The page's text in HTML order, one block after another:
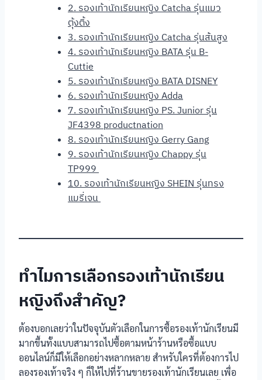
2. รองเท้านักเรียนหญิง Catcha รุ่นแมว
ตุ้งติ้ง
3. รองเท้านักเรียนหญิง Catcha รุ่นส้นสูง
4. รองเท้านักเรียนหญิง BATA รุ่น B-
Cuttie
5. รองเท้านักเรียนหญิง BATA DISNEY
6. รองเท้านักเรียนหญิง Adda
7. รองเท้านักเรียนหญิง PS. Junior รุ่น
JF4398 productnation
8. รองเท้านักเรียนหญิง Gerry Gang
9. รองเท้านักเรียนหญิง Chappy รุ่น
TP999
10. รองเท้านักเรียนหญิง SHEIN รุ่นทรง
แมรี่เจน
ทำไมการเลือกรองเท้านักเรียน
หญิงถึงสำคัญ?
ต้องบอกเลยว่าในปัจจุบันตัวเลือกในการซื้อรองเท้านักเรียนมี
มากขึ้นทั้งแบบสามารถไปซื้อตามหน้าร้านหรือซื้อแบบ
ออนไลน์ก็มีให้เลือกอย่างหลากหลาย สำหรับใครที่ต้องการไป
ลองรองเท้าจริง ๆ ก็ให้ไปที่ร้านขายรองเท้านักเรียนเลย เพื่อ